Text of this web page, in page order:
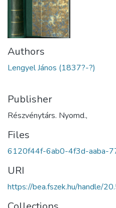
Authors
Lengyel János (1837?-?)
Publisher
Részvénytárs. Nyomd.,
Files
6120f44f-6ab0-4f3d-aaba-
URI
https://bea.fszek.hu/handle/